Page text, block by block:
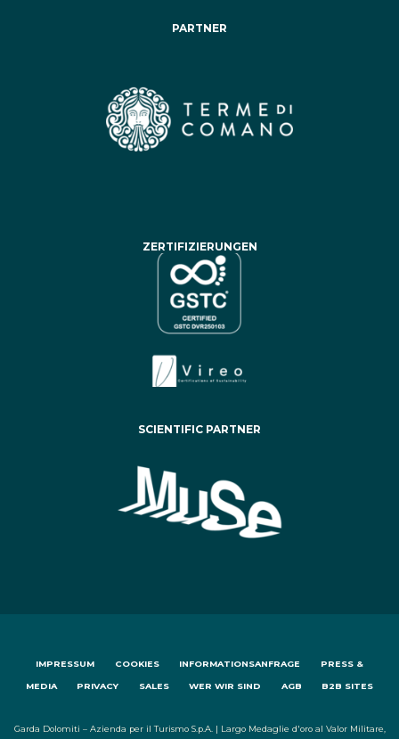
PARTNER
ZERTIFIZIERUNGEN
SCIENTIFIC PARTNER
IMPRESSUM COOKIES INFORMATIONSANFRAGE PRESS &
MEDIA PRIVACY SALES WER WIR SIND AGB B2B SITES
Garda Dolomiti – Azienda per il Turismo S.p.A. | Largo Medaglie d'oro al Valor Militare,